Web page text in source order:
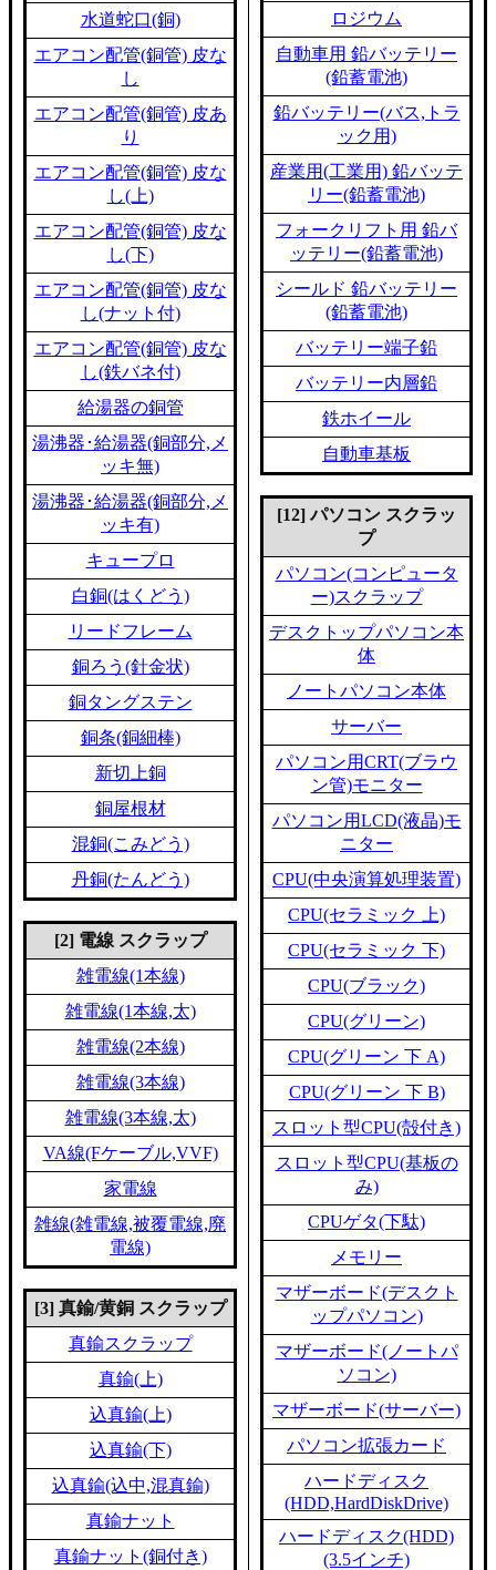
水道蛇口(銅)
エアコン配管(銅管) 皮な
し
エアコン配管(銅管) 皮あ
り
エアコン配管(銅管) 皮な
し(上)
エアコン配管(銅管) 皮な
し(下)
エアコン配管(銅管) 皮な
し(ナット付)
エアコン配管(銅管) 皮な
し(鉄バネ付)
給湯器の銅管
湯沸器･給湯器(銅部分,メ
ッキ無)
湯沸器･給湯器(銅部分,メ
ッキ有)
キュープロ
白銅(はくどう)
リードフレーム
銅ろう(針金状)
銅タングステン
銅条(銅細棒)
新切上銅
銅屋根材
混銅(こみどう)
丹銅(たんどう)
[2] 電線 スクラップ
雑電線(1本線)
雑電線(1本線,太)
雑電線(2本線)
雑電線(3本線)
雑電線(3本線,太)
VA線(Fケーブル,VVF)
家電線
雑線(雑電線,被覆電線,廃
電線)
[3] 真鍮/黄銅 スクラップ
真鍮スクラップ
真鍮(上)
込真鍮(上)
込真鍮(下)
込真鍮(込中,混真鍮)
真鍮ナット
真鍮ナット(銅付き)
ロジウム
自動車用 鉛バッテリー
(鉛蓄電池)
鉛バッテリー(バス,トラ
ック用)
産業用(工業用) 鉛バッテ
リー(鉛蓄電池)
フォークリフト用 鉛バ
ッテリー(鉛蓄電池)
シールド 鉛バッテリー
(鉛蓄電池)
バッテリー端子鉛
バッテリー内層鉛
鉄ホイール
自動車基板
[12] パソコン スクラッ
プ
パソコン(コンピュータ
ー)スクラップ
デスクトップパソコン本
体
ノートパソコン本体
サーバー
パソコン用CRT(ブラウ
ン管)モニター
パソコン用LCD(液晶)モ
ニター
CPU(中央演算処理装置)
CPU(セラミック 上)
CPU(セラミック 下)
CPU(ブラック)
CPU(グリーン)
CPU(グリーン 下 A)
CPU(グリーン 下 B)
スロット型CPU(殻付き)
スロット型CPU(基板の
み)
CPUゲタ(下駄)
メモリー
マザーボード(デスクト
ップパソコン)
マザーボード(ノートパ
ソコン)
マザーボード(サーバー)
パソコン拡張カード
ハードディスク
(HDD,HardDiskDrive)
ハードディスク(HDD)
(3.5インチ)